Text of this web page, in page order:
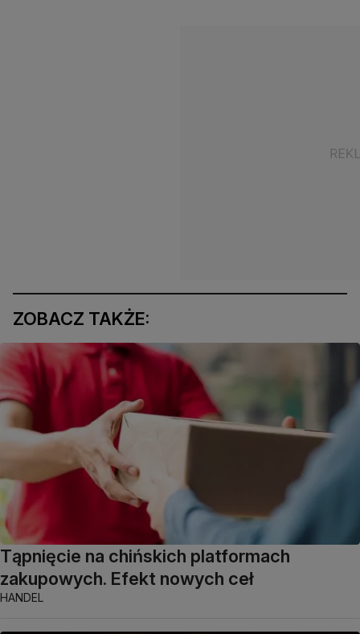
ZOBACZ TAKŻE:
Tąpnięcie na chińskich platformach
zakupowych. Efekt nowych ceł
HANDEL